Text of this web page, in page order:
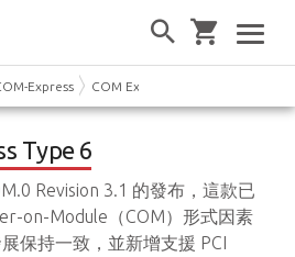
Express COM Express Type 6
Type 6
Revision 3.1 的發布，這款已
on-Module（COM）形式因素
保持一致，並新增支援 PCI